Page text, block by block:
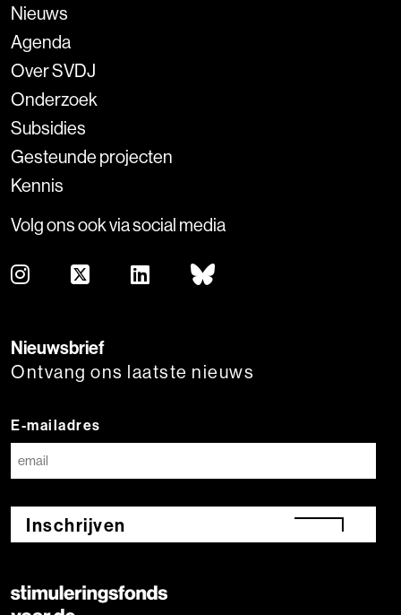
Nieuws
Agenda
Over SVDJ
Onderzoek
Subsidies
Gesteunde projecten
Kennis
Volg ons ook via social media
Nieuwsbrief
Ontvang ons laatste nieuws
E-mailadres
Inschrijven